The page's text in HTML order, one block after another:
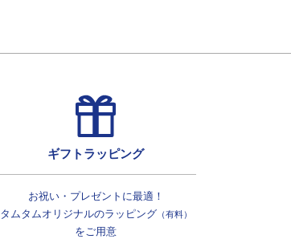
ギフトラッピング
お祝い・プレゼントに最適！
タムタムオリジナルのラッピング （有料）
をご用意